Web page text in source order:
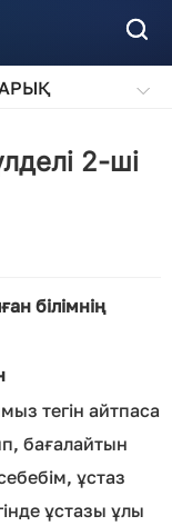
2-ші
білімнің
тегін айтпаса
бағалайтын
ұстаз
ұстазы ұлы